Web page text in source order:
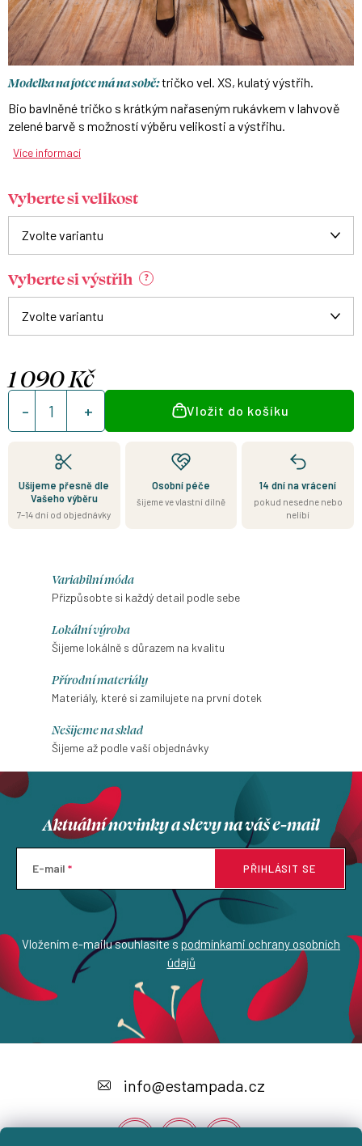
Modelka na fotce má na sobě:tričko vel. XS, kulatý výstřih.
Bio bavlněné tričko s krátkým nařaseným rukávkem v lahvově
zelené barvě s možností výběru velikosti a výstřihu.
Více informací
Vyberte si velikost
Vyberte si výstřih ?
1 090 Kč
Měrná
cena:
Vložit do košíku
Ušijeme přesně dle
Vašeho výběru
7–14 dní od objednávky
Osobní péče
šijeme ve vlastní dílně
14 dní na vrácení
pokud nesedne nebo
nelíbí
Variabilní móda
Přizpůsobte si každý detail podle sebe
Lokální výroba
Šijeme lokálně s důrazem na kvalitu
Přírodní materiály
Materiály, které si zamilujete na první dotek
Nešijeme na sklad
Šijeme až podle vaší objednávky
Aktuální novinky a slevy na váš e-mail
E-mail
Vložením e-mailu souhlasíte s podmínkami ochrany osobních
údajů
PŘIHLÁSIT SE
a
info@estampada.cz